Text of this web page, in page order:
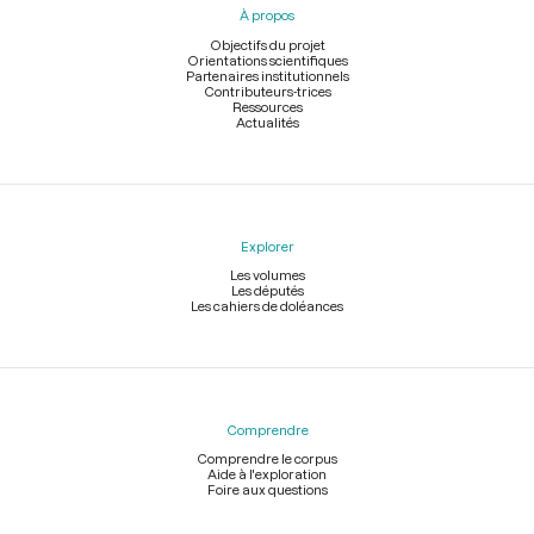
À propos
Objectifs du projet
Orientations scientifiques
Partenaires institutionnels
Contributeurs-trices
Ressources
Actualités
Explorer
Les volumes
Les députés
Les cahiers de doléances
Comprendre
Comprendre le corpus
Aide à l'exploration
Foire aux questions